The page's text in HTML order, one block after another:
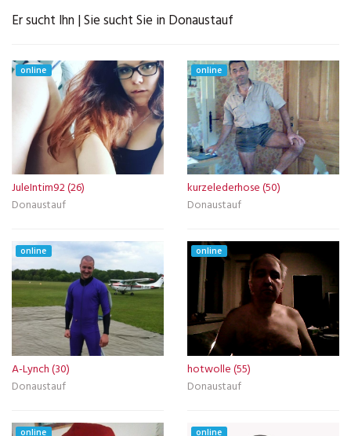
Er sucht Ihn | Sie sucht Sie in Donaustauf
online
JuleIntim92 (26)
Donaustauf
online
kurzelederhose (50)
Donaustauf
online
A-Lynch (30)
Donaustauf
online
hotwolle (55)
Donaustauf
online online